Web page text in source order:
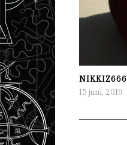
NIKKIZ666
15 juni, 2019